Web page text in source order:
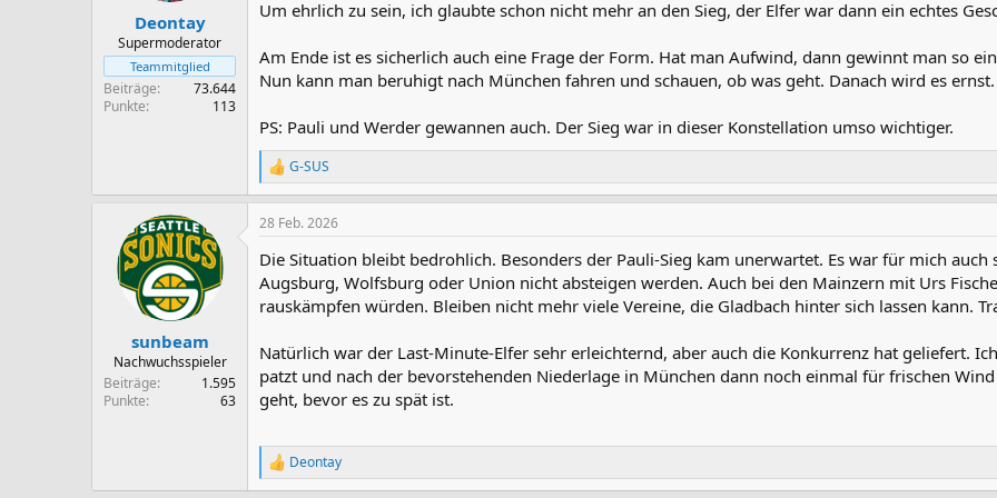
n
Deontay
Supermoderator
Teammitglied
Beiträge
73.644
Punkte
113
Um ehrlich zu sein, ich glaubte schon nicht mehr an den Sieg, der Elfer war dann ein echtes
Am Ende ist es sicherlich auch eine Frage der Form. Hat man Aufwind, dann gewinnt man so
Nun kann man beruhigt nach München fahren und schauen, ob was geht. Danach wird es ernst.
PS: Pauli und Werder gewannen auch. Der Sieg war in dieser Konstellation umso wichtiger.
R
e
a
k
i
o
e
:
G-SUS
sunbeam
Nachwuchsspieler
Beiträge
1.595
Punkte
63
28 Feb. 2026
Die Situation bleibt bedrohlich. Besonders der Pauli-Sieg kam unerwartet. Es war für mich
Augsburg, Wolfsburg oder Union nicht absteigen werden. Auch bei den Mainzern mit Urs
rauskämpfen würden. Bleiben nicht mehr viele Vereine, die Gladbach hinter sich lassen kann.
Natürlich war der Last-Minute-Elfer sehr erleichternd, aber auch die Konkurrenz hat geliefert.
patzt und nach der bevorstehenden Niederlage in München dann noch einmal für frischen
geht, bevor es zu spät ist.
R
e
Deontay